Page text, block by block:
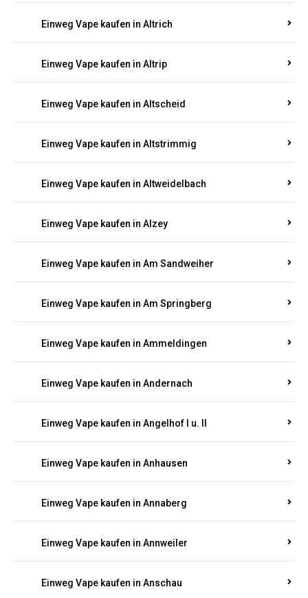
Einweg Vape kaufen in Altrich
Einweg Vape kaufen in Altrip
Einweg Vape kaufen in Altscheid
Einweg Vape kaufen in Altstrimmig
Einweg Vape kaufen in Altweidelbach
Einweg Vape kaufen in Alzey
Einweg Vape kaufen in Am Sandweiher
Einweg Vape kaufen in Am Springberg
Einweg Vape kaufen in Ammeldingen
Einweg Vape kaufen in Andernach
Einweg Vape kaufen in Angelhof I u. II
Einweg Vape kaufen in Anhausen
Einweg Vape kaufen in Annaberg
Einweg Vape kaufen in Annweiler
Einweg Vape kaufen in Anschau